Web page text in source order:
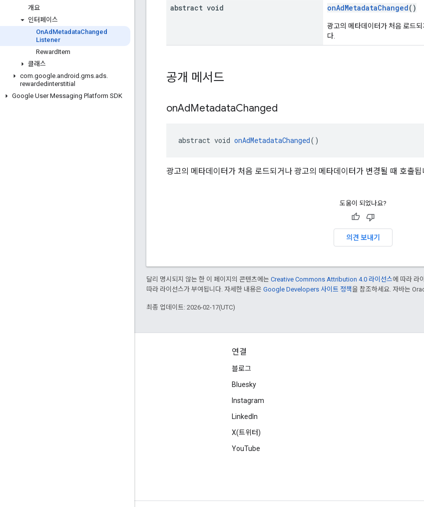
개요
인터페이스
OnAd MetadataChanged
Listener
RewardItem
클래스
com.google.android .gms.ads.
rewardedinterstitial
Google User Messaging Platform SDK
abstract void onAdMetadataChanged()
광고의 메타데이터가 처음 로드
다.
공개 메서드
onAdMetadataChanged
abstract void onAdMetadataChanged()
광고의 메타데이터가 처음 로드되거나 광고의 메타데이터가 변경될 때 호출됩
도움이 되었나요?
의견 보내기
달리 명시되지 않는 한 이 페이지의 콘텐츠에는 Creative Commons Attribution 4.0 라이선스에 따라 라
따라 라이선스가 부여됩니다. 자세한 내용은 Google Developers 사이트 정책을 참조하세요. 자바는
최종 업데이트: 2026-02-17(UTC)
연결
블로그
Bluesky
Instagram
LinkedIn
X(트위터)
YouTube